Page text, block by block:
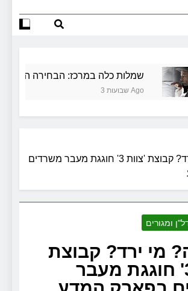
שמלות כלה במרכז: הבחירה הנכונה
3 שבועות Ago
מי עלה? מי ירד? קבוצת 'צוות 3' חוגגת מעבר משרדים
ומגורים
מי ירד? קבוצת
'צוות 3' חוגגת מעבר